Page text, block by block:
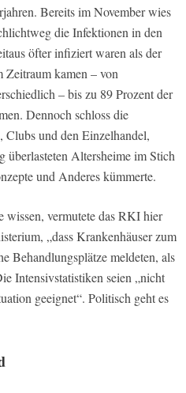
Bereits im November wies
die Infektionen in den
öfter infiziert waren als der
Zeitraum kamen – von
– bis zu 89 Prozent der
Dennoch schloss die
Clubs und den Einzelhandel,
überlasteten Altersheime im Stich
und Anderes kümmerte.
wissen, vermutete das RKI hier
„dass Krankenhäuser zum
Behandlungsplätze meldeten, als
Intensivstatistiken seien „nicht
geeignet“. Politisch geht es